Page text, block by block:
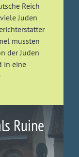
Reich
Juden
mussten
der Juden
in eine
Ruine